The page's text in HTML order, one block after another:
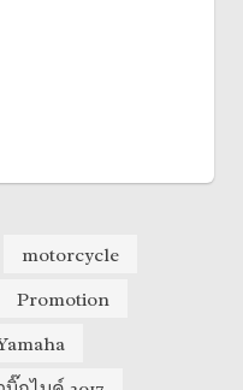
motorcycle
Promotion